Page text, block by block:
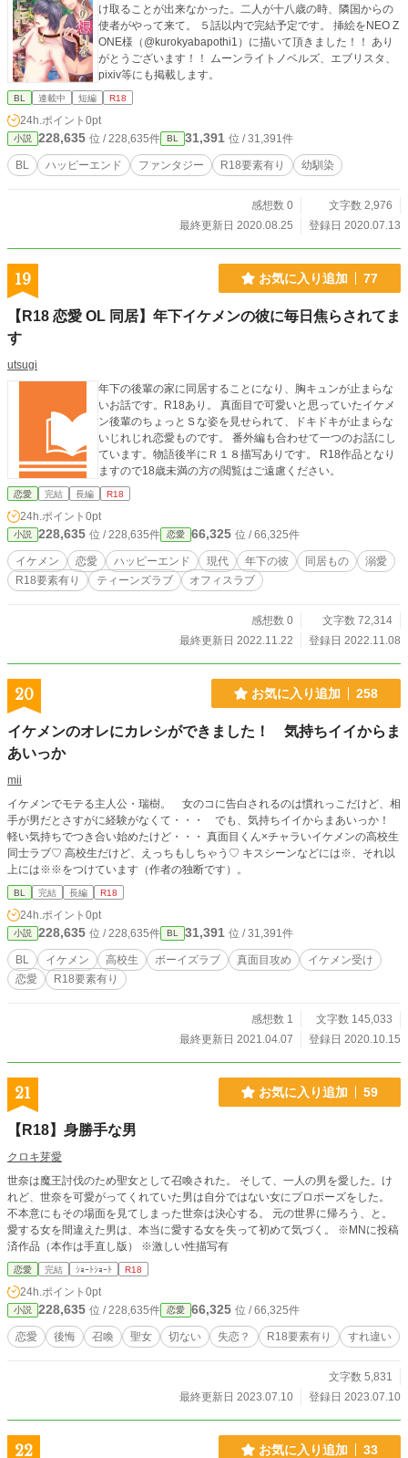
け取ることが出来なかった。二人が十八歳の時、隣国からの
使者がやって来て。 ５話以内で完結予定です。 挿絵をNEO Z
ONE様（@kurokyabapothi1）に描いて頂きました！！ あり
がとうございます！！ ムーンライトノベルズ、エブリスタ、
pixiv等にも掲載します。
BL 連載中 短編 R18
24h.ポイント 0pt
小説 228,635 位 / 228,635件 BL 31,391 位 / 31,391件
BL ハッピーエンド ファンタジー R18要素有り 幼馴染
感想数 0
文字数 2,976
最終更新日 2020.08.25
登録日 2020.07.13
19 お気に入り追加 77
【R18 恋愛 OL 同居】年下イケメンの彼に毎日焦らされてま
す
utsugi
年下の後輩の家に同居することになり、胸キュンが止まらな
いお話です。R18あり。 真面目で可愛いと思っていたイケメ
ン後輩のちょっとＳな姿を見せられて、ドキドキが止まらな
いじれじれ恋愛ものです。 番外編も合わせて一つのお話にし
ています。物語後半にＲ１８描写ありです。 R18作品となり
ますので18歳未満の方の閲覧はご遠慮ください。
恋愛 完結 長編 R18
24h.ポイント 0pt
小説 228,635 位 / 228,635件 恋愛 66,325 位 / 66,325件
イケメン 恋愛 ハッピーエンド 現代 年下の彼 同居もの
溺愛
R18要素有り
ティーンズラブ オフィスラブ
感想数 0
文字数 72,314
最終更新日 2022.11.22
登録日 2022.11.08
20 お気に入り追加 258
イケメンのオレにカレシができました！ 気持ちイイからま
あいっか
mii
イケメンでモテる主人公・瑞樹。 女のコに告白されるのは慣れっこだけど、相
手が男だとさすがに経験がなくて・・・ でも、気持ちイイからまあいっか！
軽い気持ちでつき合い始めたけど・・・ 真面目くん×チャラいイケメンの高校生
同士ラブ♡ 高校生だけど、えっちもしちゃう♡ キスシーンなどには※、それ以
上には※※をつけています（作者の独断です）。
BL 完結 長編 R18
24h.ポイント 0pt
小説 228,635 位 / 228,635件 BL 31,391 位 / 31,391件
BL イケメン 高校生 ボーイズラブ 真面目攻め
イケメン受け
恋愛
R18要素有り
感想数 1
文字数 145,033
最終更新日 2021.04.07
登録日 2020.10.15
21 お気に入り追加 59
【R18】身勝手な男
クロキ芽愛
世奈は魔王討伐のため聖女として召喚された。 そして、一人の男を愛した。け
れど、世奈を可愛がってくれていた男は自分ではない女にプロポーズをした。
不本意にもその場面を見てしまった世奈は決心する。 元の世界に帰ろう、と。
愛する女を間違えた男は、本当に愛する女を失って初めて気づく。 ※MNに投稿
済作品（本作は手直し版） ※激しい性描写有
恋愛 完結 ｼｮｰﾄｼｮｰﾄ R18
24h.ポイント 0pt
小説 228,635 位 / 228,635件 恋愛 66,325 位 / 66,325件
恋愛 後悔 召喚 聖女 切ない 失恋？ R18要素有り すれ違い
文字数 5,831
最終更新日 2023.07.10
登録日 2023.07.10
22 お気に入り追加 33